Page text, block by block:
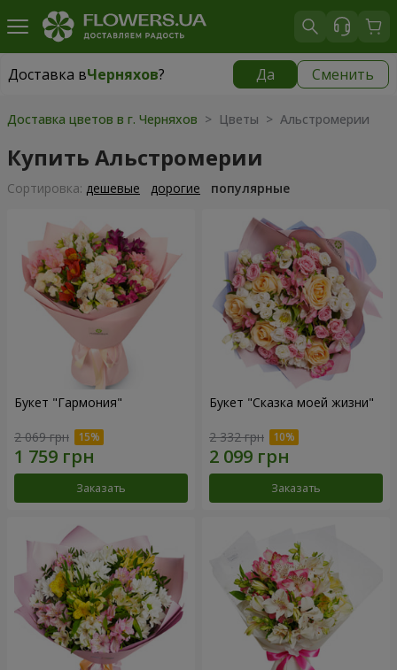
Доставка вЧерняхов? Да Сменить
Доставка вЧерняхов|
Доставка цветов в г. Черняхов > Цветы > Альстромерии
Купить Альстромерии
Cортировка: дешевые дорогие популярные
Букет "Гармония"
2 069 грн
Заказать
Букет "Сказка моей жизни"
2 332 грн
Заказать